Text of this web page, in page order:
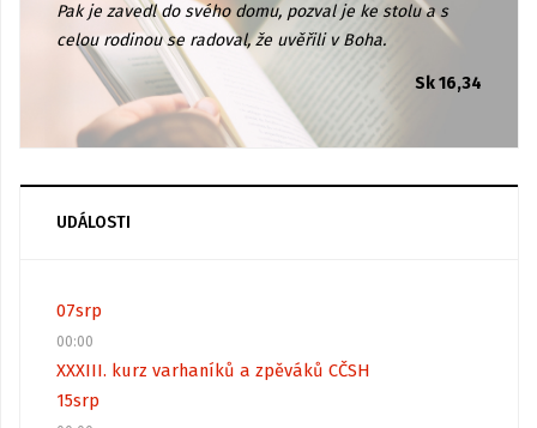
Pak je zavedl do svého domu, pozval je ke stolu a s
celou rodinou se radoval, že uvěřili v Boha.
Sk 16,34
UDÁLOSTI
07srp
00:00
XXXIII. kurz varhaníků a zpěváků CČSH
15srp